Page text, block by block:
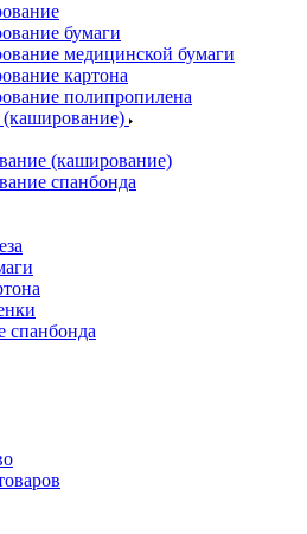
бумаги
медицинской бумаги
картона
полипропилена
(каширование)
спанбонда
спанбонда